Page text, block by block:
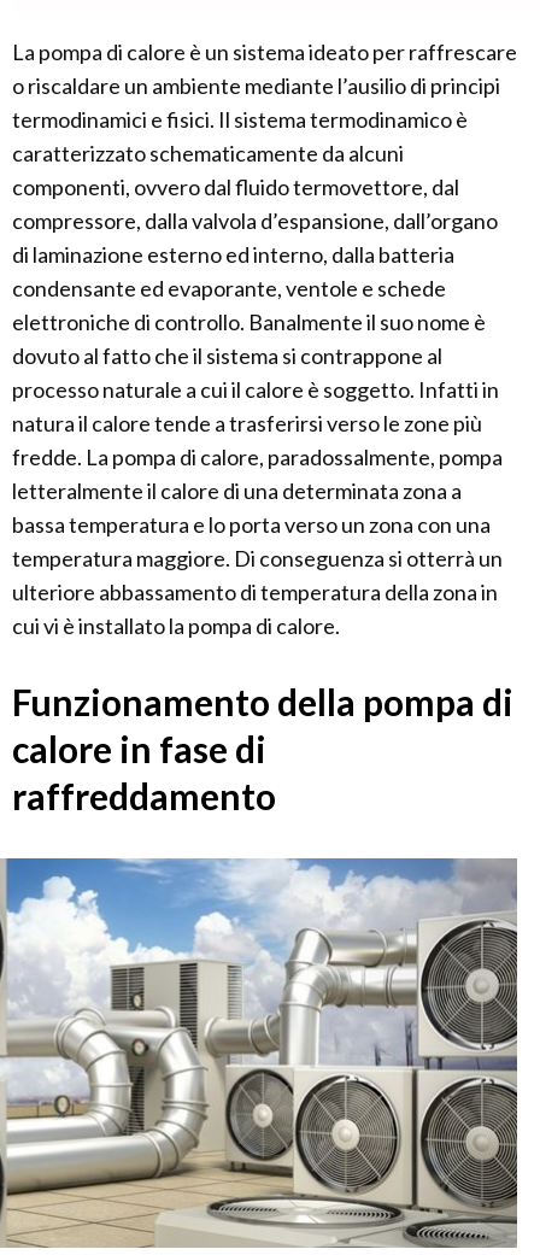
La pompa di calore è un sistema ideato per raffrescare
o riscaldare un ambiente mediante l’ausilio di principi
termodinamici e fisici. Il sistema termodinamico è
caratterizzato schematicamente da alcuni
componenti, ovvero dal fluido termovettore, dal
compressore, dalla valvola d’espansione, dall’organo
di laminazione esterno ed interno, dalla batteria
condensante ed evaporante, ventole e schede
elettroniche di controllo. Banalmente il suo nome è
dovuto al fatto che il sistema si contrappone al
processo naturale a cui il calore è soggetto. Infatti in
natura il calore tende a trasferirsi verso le zone più
fredde. La pompa di calore, paradossalmente, pompa
letteralmente il calore di una determinata zona a
bassa temperatura e lo porta verso un zona con una
temperatura maggiore. Di conseguenza si otterrà un
ulteriore abbassamento di temperatura della zona in
cui vi è installato la pompa di calore.
Funzionamento della pompa di
calore in fase di
raffreddamento